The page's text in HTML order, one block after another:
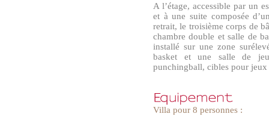
A l’étage, accessible par un
et à une suite composée
retrait, le troisième corps de
chambre double et salle de
installé sur une zone
basket et une salle de
punchingball, cibles pour jeux
Villa pour 8 personnes :